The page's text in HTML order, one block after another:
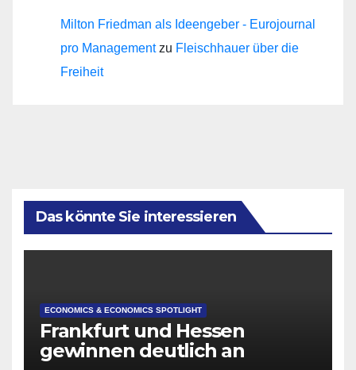
Milton Friedman als Ideengeber - Eurojournal
pro Managementzu Fleischhauer über die
Freiheit
Das könnte Sie interessieren
ECONOMICS & ECONOMICS SPOTLIGHT
Frankfurt und Hessen
gewinnen deutlich an